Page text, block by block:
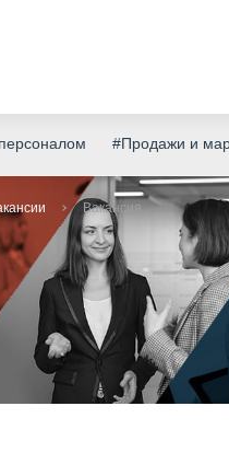
#Продажи и
Вакансия